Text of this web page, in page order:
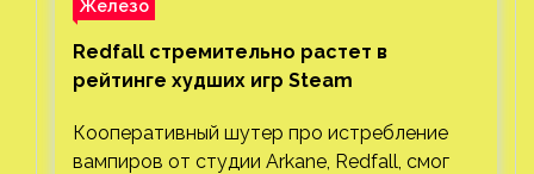
Железо
Redfall стремительно растет в
рейтинге худших игр Steam
Кооперативный шутер про истребление
вампиров от студии Arkane, Redfall, смог